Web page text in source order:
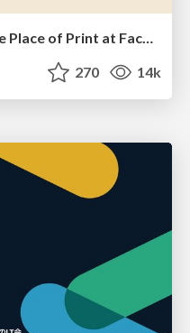
Imperfection Machines: The Place of Print at Facebook
270 14k